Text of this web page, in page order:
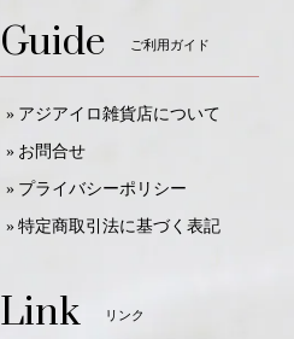
Guide ご利用ガイド
アジアイロ雑貨店について
お問合せ
プライバシーポリシー
特定商取引法に基づく表記
Link リンク